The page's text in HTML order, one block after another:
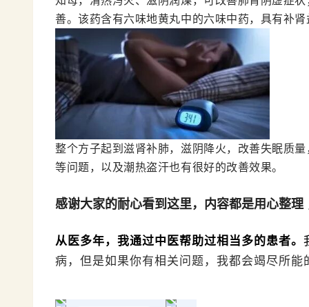
善。该药含有六味地黄丸中的六味中药，具有补
整个方子起到滋肾补肺，滋阴降火，改善失眠质
等问题，以及潮热盗汗也有很好的改善效果。
感谢大家的耐心看到这里，内容都是用心整理
从医多年，我通过中医帮助过相当多的患者。
病，但是如果你有相关问题，我都会竭尽所